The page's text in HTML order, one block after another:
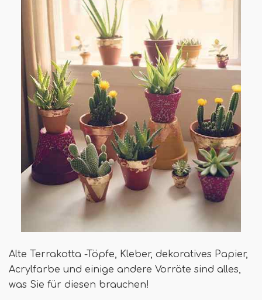
Alte Terrakotta -Töpfe, Kleber, dekoratives Papier,
Acrylfarbe und einige andere Vorräte sind alles,
was Sie für diesen brauchen!